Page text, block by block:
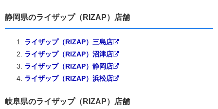
静岡県のライザップ（RIZAP）店舗
ライザップ（RIZAP）三島店
ライザップ（RIZAP）沼津店
ライザップ（RIZAP）静岡店
ライザップ（RIZAP）浜松店
岐阜県のライザップ（RIZAP）店舗